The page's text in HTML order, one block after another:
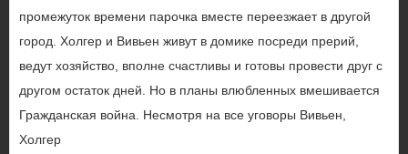
промежуток времени парочка вместе переезжает в другой
город. Холгер и Вивьен живут в домике посреди прерий,
ведут хозяйство, вполне счастливы и готовы провести друг с
другом остаток дней. Но в планы влюбленных вмешивается
Гражданская война. Несмотря на все уговоры Вивьен,
Холгер